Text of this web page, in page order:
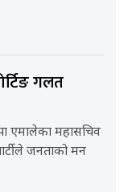
गलत
एमालेका महासचिव
जनताको मन